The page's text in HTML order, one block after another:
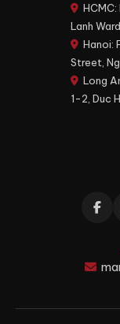
Lanh
Hanoi:
Street,
Long
1-2, Duc